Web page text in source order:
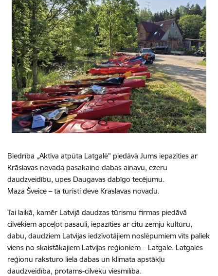
Biedrība „Aktīva atpūtа Latgalē” piedāvā Jums iepazīties ar
Krāslavas novada pasakaino dabas ainavu, ezeru
daudzveidību, upes Daugavas dabīgo tecējumu.
Mazā Šveice – tā tūristi dēvē Krāslavas novadu.
Tai laikā, kamēr Latvijā daudzas tūrismu firmas piedāvā
cilvēkiem apceļot pasauli, iepazīties ar citu zemju kultūru,
dabu, daudziem Latvijas iedzīvotājiem noslēpumiem vīts paliek
viens no skaistākajiem Latvijas reģioniem – Latgale. Latgales
reģionu raksturo liela dabas un klimata apstākļu
daudzveidība, protams-cilvēku viesmīlība.